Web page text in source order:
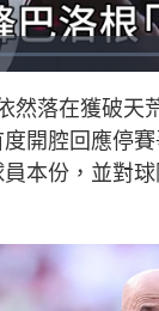
然落在獲破天
開腔回應停
本份，並對